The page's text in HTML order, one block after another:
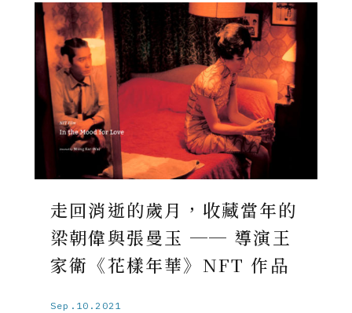
走回消逝的歲月，收藏當年的
梁朝偉與張曼玉 ── 導演王
家衛《花樣年華》NFT 作品
Sep.10.2021